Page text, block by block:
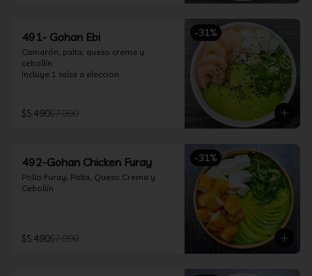
-31%
491- Gohan Ebi
Camarón, palta, queso crema y
cebollín
Incluye 1 salsa a elección.
$5.490$7.990
-31%
492-Gohan Chicken Furay
Pollo Furay, Palta, Queso Crema y
Cebollín
$5.490$7.990